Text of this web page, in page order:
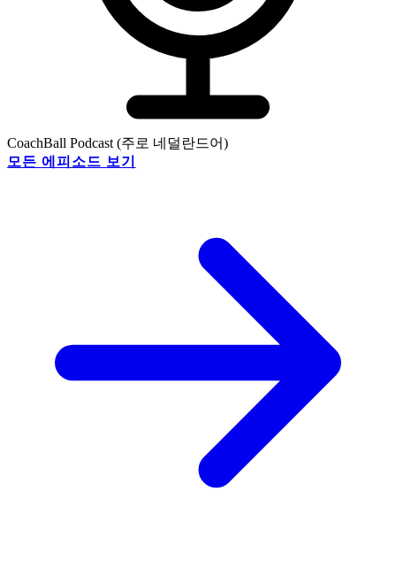
CoachBall Podcast (주로 네덜란드어)
모든 에피소드 보기